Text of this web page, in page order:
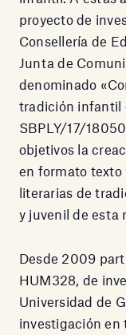
proyecto de
Consellería de
Junta de
denominado
tradición infantil
SBPLY/17/
objetivos la
en formato texto
literarias de
y juvenil de esta
Desde 2009
HUM328, de
Universidad de
investigación en